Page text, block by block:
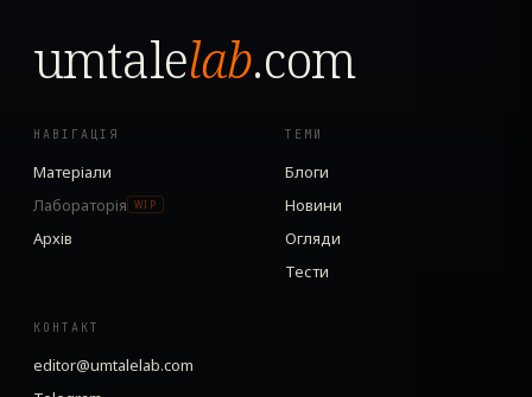
umtalelab.com
НАВІГАЦІЯ
Матеріали
Лабораторія
WIP
Архів
ТЕМИ
Блоги
Новини
Огляди
Тести
КОНТАКТ
editor@umtalelab.com